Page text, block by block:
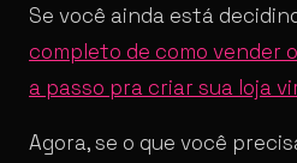
Se você ainda está
completo de como vender
a passo pra criar sua loja
Agora, se o que você